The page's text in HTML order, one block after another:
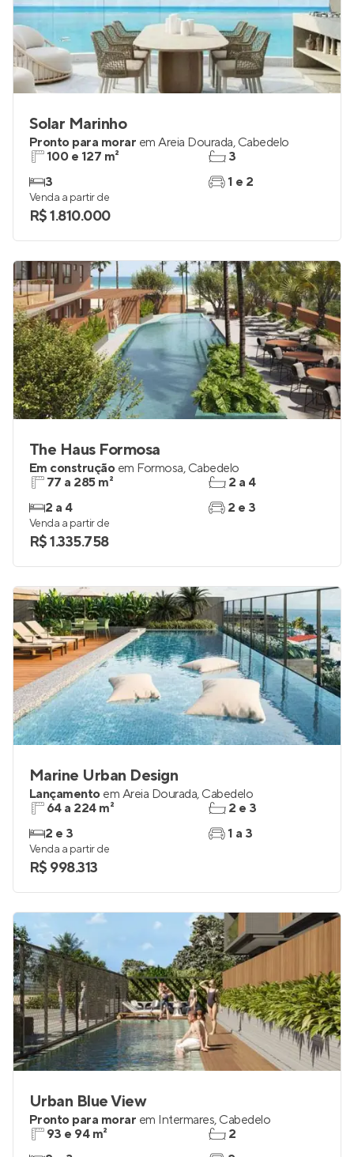
Solar Marinho
Pronto para morar em Areia Dourada, Cabedelo
100 e 127 m²
3
3
1 e 2
Venda a partir de
R$ 1.810.000
The Haus Formosa
Em construção em Formosa, Cabedelo
77 a 285 m²
2 a 4
2 a 4
2 e 3
Venda a partir de
R$ 1.335.758
Marine Urban Design
Lançamento em Areia Dourada, Cabedelo
64 a 224 m²
2 e 3
2 e 3
1 a 3
Venda a partir de
R$ 998.313
Urban Blue View
Pronto para morar em Intermares, Cabedelo
93 e 94 m²
2